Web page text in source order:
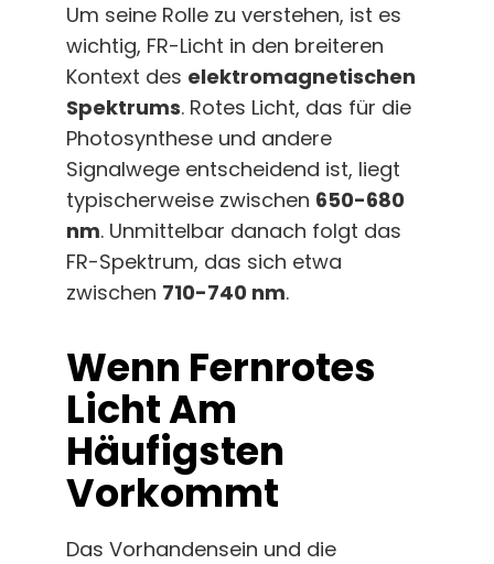
Um seine Rolle zu verstehen, ist es
wichtig, FR-Licht in den breiteren
Kontext des elektromagnetischen
Spektrums. Rotes Licht, das für die
Photosynthese und andere
Signalwege entscheidend ist, liegt
typischerweise zwischen 650-680
nm. Unmittelbar danach folgt das
FR-Spektrum, das sich etwa
zwischen 710-740 nm.
Wenn Fernrotes
Licht Am
Häufigsten
Vorkommt
Das Vorhandensein und die